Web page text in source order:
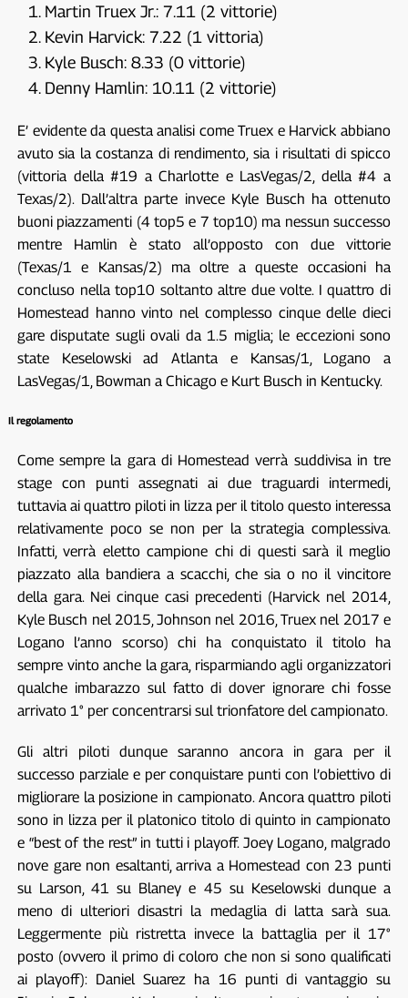
Martin Truex Jr.: 7.11 (2 vittorie)
Kevin Harvick: 7.22 (1 vittoria)
Kyle Busch: 8.33 (0 vittorie)
Denny Hamlin: 10.11 (2 vittorie)
E’ evidente da questa analisi come Truex e Harvick abbiano
avuto sia la costanza di rendimento, sia i risultati di spicco
(vittoria della #19 a Charlotte e LasVegas/2, della #4 a
Texas/2). Dall’altra parte invece Kyle Busch ha ottenuto
buoni piazzamenti (4 top5 e 7 top10) ma nessun successo
mentre Hamlin è stato all’opposto con due vittorie
(Texas/1 e Kansas/2) ma oltre a queste occasioni ha
concluso nella top10 soltanto altre due volte. I quattro di
Homestead hanno vinto nel complesso cinque delle dieci
gare disputate sugli ovali da 1.5 miglia; le eccezioni sono
state Keselowski ad Atlanta e Kansas/1, Logano a
LasVegas/1, Bowman a Chicago e Kurt Busch in Kentucky.
Il regolamento
Come sempre la gara di Homestead verrà suddivisa in tre
stage con punti assegnati ai due traguardi intermedi,
tuttavia ai quattro piloti in lizza per il titolo questo interessa
relativamente poco se non per la strategia complessiva.
Infatti, verrà eletto campione chi di questi sarà il meglio
piazzato alla bandiera a scacchi, che sia o no il vincitore
della gara. Nei cinque casi precedenti (Harvick nel 2014,
Kyle Busch nel 2015, Johnson nel 2016, Truex nel 2017 e
Logano l’anno scorso) chi ha conquistato il titolo ha
sempre vinto anche la gara, risparmiando agli organizzatori
qualche imbarazzo sul fatto di dover ignorare chi fosse
arrivato 1° per concentrarsi sul trionfatore del campionato.
Gli altri piloti dunque saranno ancora in gara per il
successo parziale e per conquistare punti con l’obiettivo di
migliorare la posizione in campionato. Ancora quattro piloti
sono in lizza per il platonico titolo di quinto in campionato
e “best of the rest” in tutti i playoff. Joey Logano, malgrado
nove gare non esaltanti, arriva a Homestead con 23 punti
su Larson, 41 su Blaney e 45 su Keselowski dunque a
meno di ulteriori disastri la medaglia di latta sarà sua.
Leggermente più ristretta invece la battaglia per il 17°
posto (ovvero il primo di coloro che non si sono qualificati
ai playoff): Daniel Suarez ha 16 punti di vantaggio su